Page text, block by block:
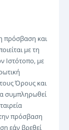
πρόσβαση και
με τη
Ιστότοπο, με
Όρους και
συμπληρωθεί
πρόσβαση
εάν βρεθεί